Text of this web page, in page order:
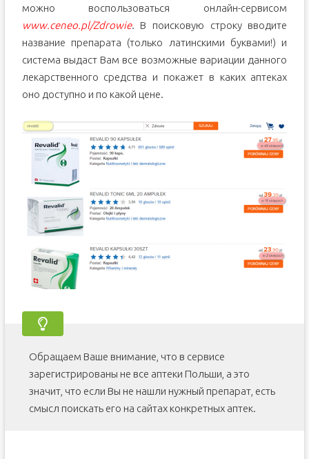
можно воспользоваться онлайн-сервисом
www.ceneo.pl/Zdrowie. В поисковую строку вводите
название препарата (только латинскими буквами!) и
система выдаст Вам все возможные вариации данного
лекарственного средства и покажет в каких аптеках
оно доступно и по какой цене.
Обращаем Ваше внимание, что в сервисе
зарегистрированы не все аптеки Польши, а это
значит, что если Вы не нашли нужный препарат, есть
смысл поискать его на сайтах конкретных аптек.